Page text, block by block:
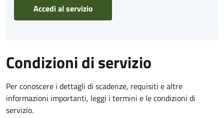
Accedi al servizio
Condizioni di servizio
Per conoscere i dettagli di scadenze, requisiti e altre
informazioni importanti, leggi i termini e le condizioni di
servizio.